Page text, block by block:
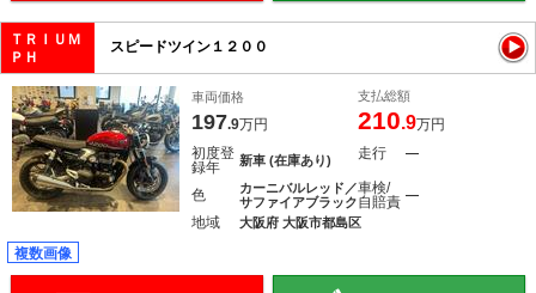
ＴＲＩＵＭ
ＰＨ
スピードツイン１２００
車両価格
197.9万円
支払総額
210.9万円
初度登
録年
新車 (在庫あり) 走行 ―
色
カーニバルレッド／
サファイアブラック
車検/
自賠責 ―
地域 大阪府 大阪市都島区
複数画像